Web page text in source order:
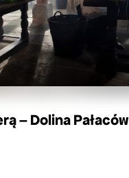
– Dolina Pałaców